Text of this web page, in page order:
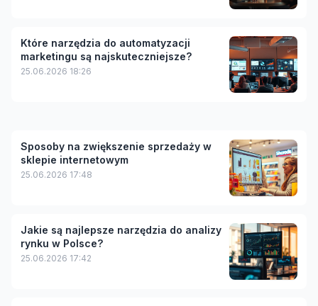
Które narzędzia do automatyzacji
marketingu są najskuteczniejsze?
25.06.2026 18:26
Sposoby na zwiększenie sprzedaży w
sklepie internetowym
25.06.2026 17:48
Jakie są najlepsze narzędzia do analizy
rynku w Polsce?
25.06.2026 17:42